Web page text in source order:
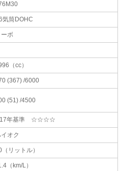
気筒DOHC
ボ
（cc）
(367) /6000
(51) /4500
年基準 ☆☆☆☆
オク
（リットル）
（km/L）